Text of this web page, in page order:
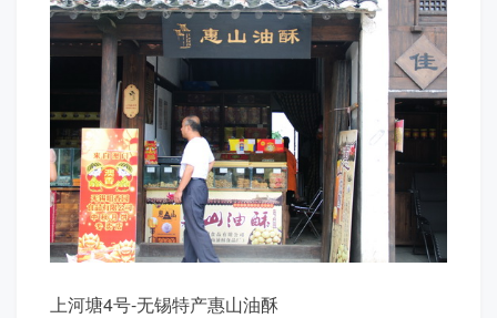
上河塘4号-无锡特产惠山油酥